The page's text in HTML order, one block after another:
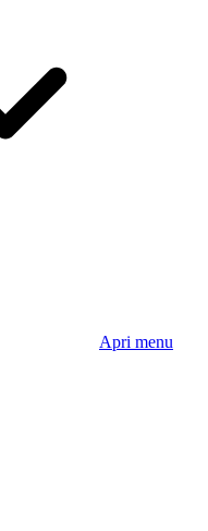
Apri menu